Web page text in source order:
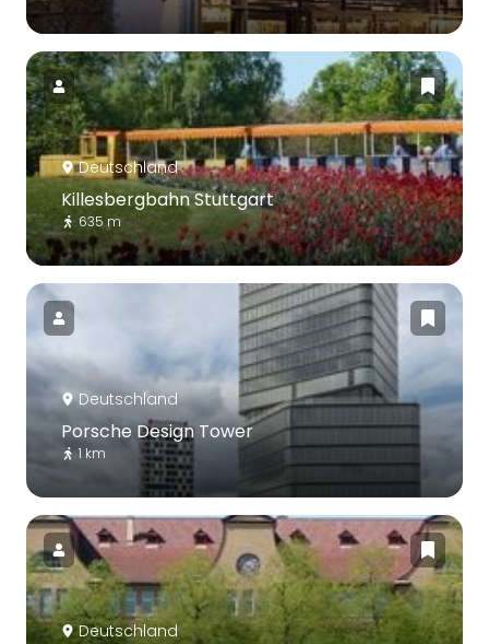
Deutschland
Killesbergbahn Stuttgart
635 m
Deutschland
Porsche Design Tower
1 km
Deutschland